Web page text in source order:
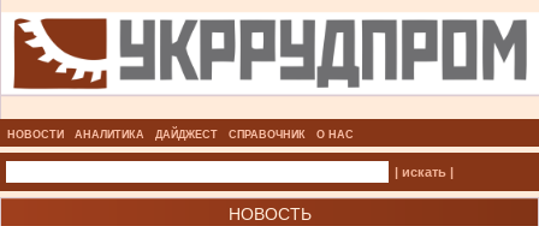
НОВОСТИ АНАЛИТИКА ДАЙДЖЕСТ СПРАВОЧНИК О НАС
| искать |
НОВОСТЬ